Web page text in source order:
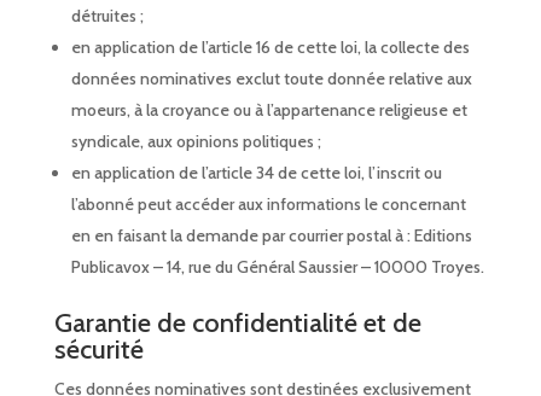
détruites ;
en application de l’article 16 de cette loi, la collecte des
données nominatives exclut toute donnée relative aux
moeurs, à la croyance ou à l’appartenance religieuse et
syndicale, aux opinions politiques ;
en application de l’article 34 de cette loi, l’inscrit ou
l’abonné peut accéder aux informations le concernant
en en faisant la demande par courrier postal à : Editions
Publicavox – 14, rue du Général Saussier – 10000 Troyes.
Garantie de confidentialité et de
sécurité
Ces données nominatives sont destinées exclusivement